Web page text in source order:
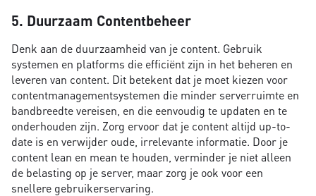
5. Duurzaam Contentbeheer
Denk aan de duurzaamheid van je content. Gebruik
systemen en platforms die efficiënt zijn in het beheren en
leveren van content. Dit betekent dat je moet kiezen voor
contentmanagementsystemen die minder serverruimte en
bandbreedte vereisen, en die eenvoudig te updaten en te
onderhouden zijn. Zorg ervoor dat je content altijd up-to-
date is en verwijder oude, irrelevante informatie. Door je
content lean en mean te houden, verminder je niet alleen
de belasting op je server, maar zorg je ook voor een
snellere gebruikerservaring.